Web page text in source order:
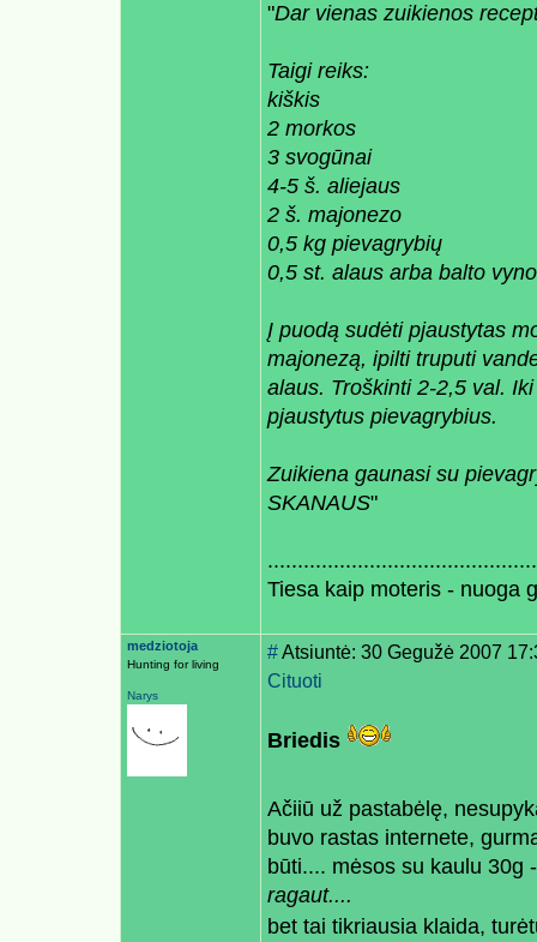
"Dar vienas zuikienos
Taigi reiks:
kiškis
2 morkos
3 svogūnai
4-5 š. aliejaus
2 š. majonezo
0,5 kg pievagrybių
0,5 st. alaus arba balto
Į puodą sudėti pjaustytas
majonezą, ipilti truputi
alaus. Troškinti 2-2,5 val.
pjaustytus pievagrybius.
Zuikiena gaunasi su
SKANAUS"
Tiesa kaip moteris - nuoga
medziotoja
Hunting for living
Narys
#Atsiuntė: 30 Gegužė 2007
Cituoti
Briedis
Ačiiū už pastabėlę,
buvo rastas internete,
būti.... mėsos su kaulu 30g
ragaut....
bet tai tikriausia klaida,